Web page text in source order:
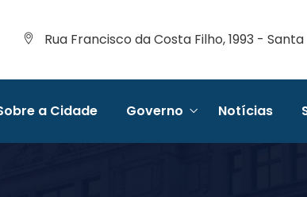
Rua Francisco da Costa Filho, 1993 - Santa
a Cidade Governo Notícias